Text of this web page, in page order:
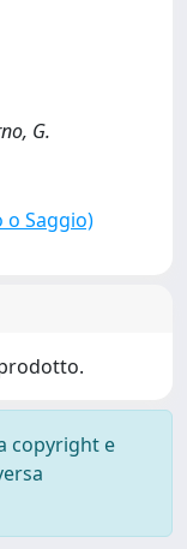
G.
o Saggio)
copyright e